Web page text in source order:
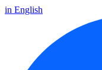
in English